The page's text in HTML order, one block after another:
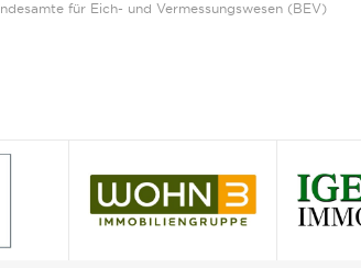
für Eich- und Vermessungswesen (BEV)